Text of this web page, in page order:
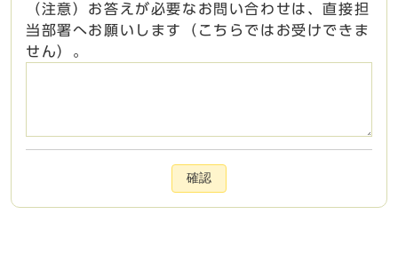
（注意）お答えが必要なお問い合わせは、直接担
当部署へお願いします（こちらではお受けできま
せん）。
確認